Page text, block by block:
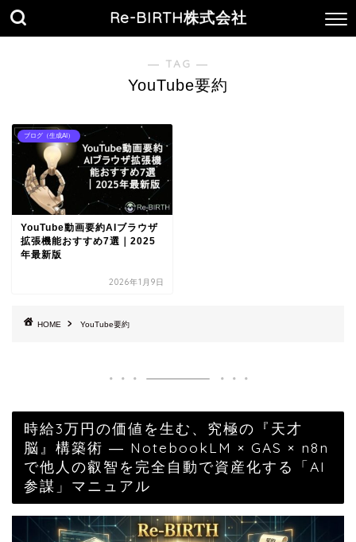
Re-BIRTH株式会社
― TAG ―
YouTube要約
ブログ（生成AI）
YouTube動画要約AIブラウザ
拡張機能おすすめ7選｜2025
年最新版
2026年1月9日
HOME YouTube要約
時給3万円の価値を生む、究極の『天才
脳』構築術 ― NotebookLM × GAS × n8n
で他人の叡智を完全自動で資産化する「AI
参謀」マニュアル